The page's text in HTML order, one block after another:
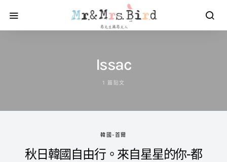
Issac
1 篇貼文
韓國-首爾
秋日韓國自由行。來自星星的你-都